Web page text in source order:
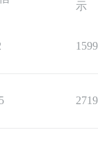
示
1599
2719